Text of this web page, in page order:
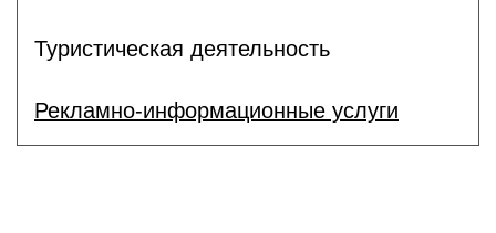
Туристическая деятельность
Рекламно-информационные услуги